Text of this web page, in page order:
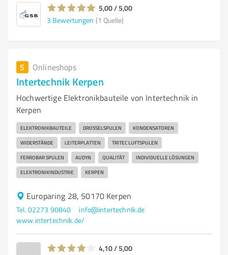
5,00 / 5,00
3 Bewertungen (1 Quelle)
5 Onlineshops
Intertechnik Kerpen
Hochwertige Elektronikbauteile von Intertechnik in
Kerpen
ELEKTRONIKBAUTEILE DROSSELSPULEN KONDENSATOREN
WIDERSTÄNDE LEITERPLATTEN TRITEC LUFTSPULEN
FERROBAR SPULEN AUDYN QUALITÄT INDIVIDUELLE LÖSUNGEN
ELEKTRONIKINDUSTRIE KERPEN
Europaring 28, 50170 Kerpen
Tel. 02273 90840
info@intertechnik.de
www.intertechnik.de/
4,10 / 5,00